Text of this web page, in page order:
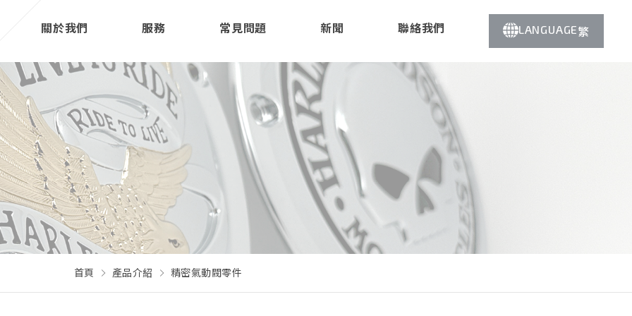
關於我們 服務 常見問題 新聞 聯絡我們 LANGUAGE繁
首頁 產品介紹 精密氣動閥零件